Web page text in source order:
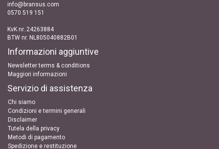
info@bransus.com
0570 519 151
KvK nr..24263884
BTW nr. NL805040882B01
Informazioni aggiuntive
Newsletter terms & conditions
Maggiori informazioni
Servizio di assistenza
Chi siamo
Condizioni e termini generali
Disclaimer
Tutela della privacy
Metodi di pagamento
Spedizione e restituzione